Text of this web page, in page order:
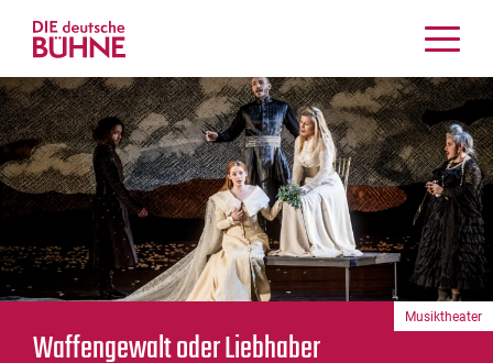
Kritiken
Schauspiel
Musiktheater
Tanz
Crossover
Bühnenwelt
Festivals & Veranstaltungen
Menschen & Theater
Waffengewalt oder Liebhaber
Musiktheater